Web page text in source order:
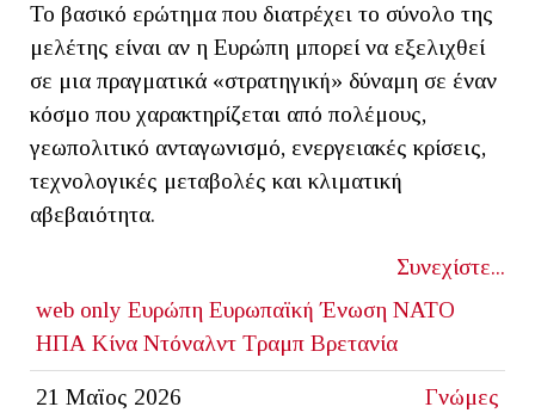
Το βασικό ερώτημα που διατρέχει το σύνολο της
μελέτης είναι αν η Ευρώπη μπορεί να εξελιχθεί
σε μια πραγματικά «στρατηγική» δύναμη σε έναν
κόσμο που χαρακτηρίζεται από πολέμους,
γεωπολιτικό ανταγωνισμό, ενεργειακές κρίσεις,
τεχνολογικές μεταβολές και κλιματική
αβεβαιότητα.
Συνεχίστε...
web only Ευρώπη Ευρωπαϊκή Ένωση ΝΑΤΟ
ΗΠΑ Κίνα Ντόναλντ Τραμπ Βρετανία
21 Μαϊος 2026 Γνώμες